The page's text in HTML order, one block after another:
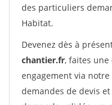
des particuliers
Habitat.
Devenez dès à
chantier.fr, faites une
engagement via
demandes de devis